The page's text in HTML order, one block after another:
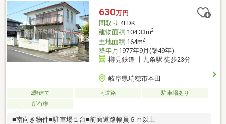
630万円
間取り 4LDK
建物面積104.33m2
土地面積164m2
築年月 1977年9月(築49年)
樽見鉄道 十九条駅 徒歩23分
岐阜県瑞穂市本田
2階建て 南道路
駐車場あり
所有権
■南向き物件■駐車場１台■前面道路幅員６ｍ以上